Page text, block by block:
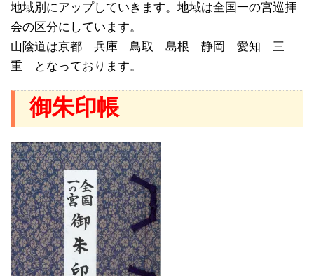
地域別にアップしていきます。地域は全国一の宮巡拝
会の区分にしています。
山陰道は京都 兵庫 鳥取 島根 静岡 愛知 三
重 となっております。
御朱印帳